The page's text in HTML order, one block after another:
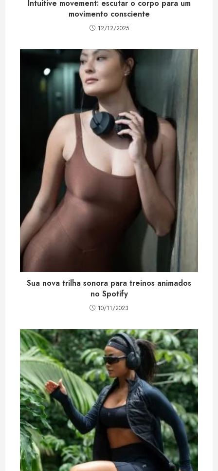
Intuitive movement: escutar o corpo para um
movimento consciente
12/12/2025
Sua nova trilha sonora para treinos animados
no Spotify
10/11/2023